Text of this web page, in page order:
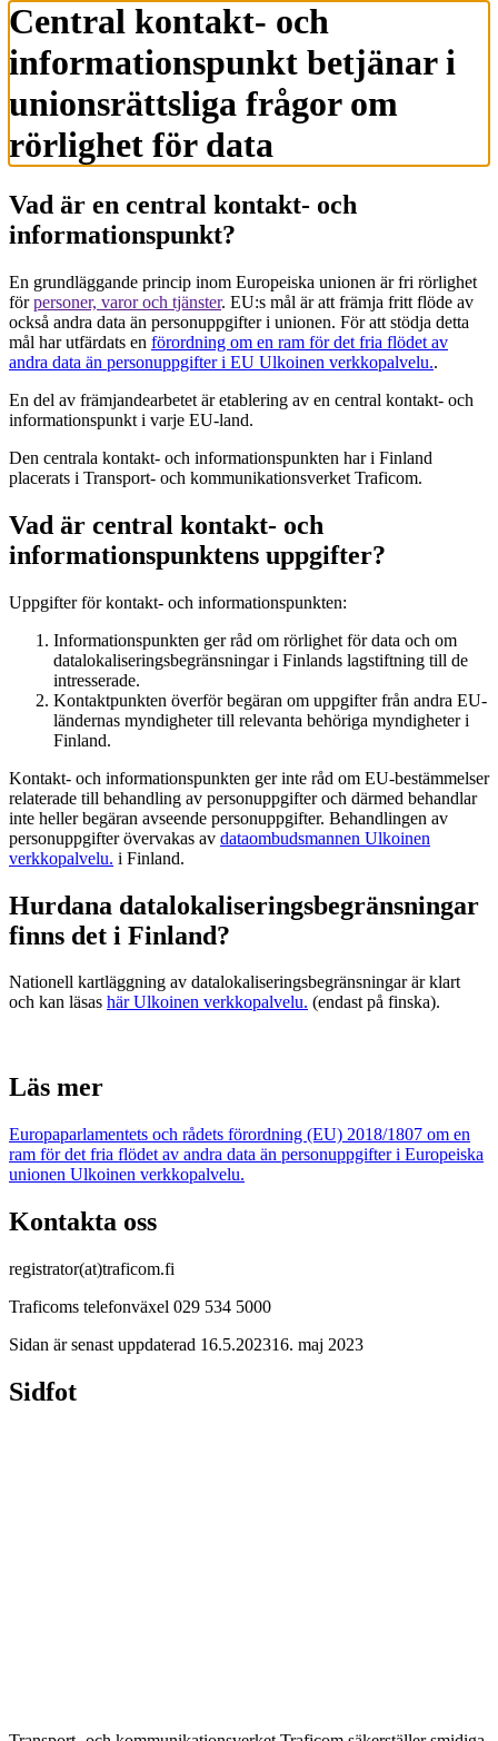
Central kontakt- och
informationspunkt betjänar i
unionsrättsliga frågor om
rörlighet för data
Vad är en central kontakt- och
informationspunkt?
En grundläggande princip inom Europeiska unionen är fri rörlighet
förpersoner, varor och tjänster. EU:s mål är att främja fritt flöde av
också andra data än personuppgifter i unionen. För att stödja detta
mål har utfärdats en förordning om en ram för det fria flödet av
andra data än personuppgifter i EU Ulkoinen verkkopalvelu..
En del av främjandearbetet är etablering av en central kontakt- och
informationspunkt i varje EU-land.
Den centrala kontakt- och informationspunkten har i Finland
placerats i Transport- och kommunikationsverket Traficom.
Vad är central kontakt- och
informationspunktens uppgifter?
Uppgifter för kontakt- och informationspunkten:
Informationspunkten ger råd om rörlighet för data och om
datalokaliseringsbegränsningar i Finlands lagstiftning till de
intresserade.
Kontaktpunkten överför begäran om uppgifter från andra EU-
ländernas myndigheter till relevanta behöriga myndigheter i
Finland.
Kontakt- och informationspunkten ger inte råd om EU-bestämmelser
relaterade till behandling av personuppgifter och därmed behandlar
inte heller begäran avseende personuppgifter. Behandlingen av
personuppgifter övervakas av dataombudsmannen Ulkoinen
verkkopalvelu. i Finland.
Hurdana datalokaliseringsbegränsningar
finns det i Finland?
Nationell kartläggning av datalokaliseringsbegränsningar är klart
och kan läsas här Ulkoinen verkkopalvelu. (endast på finska).
Läs mer
Europaparlamentets och rådets förordning (EU) 2018/1807 om en
ram för det fria flödet av andra data än personuppgifter i Europeiska
unionen Ulkoinen verkkopalvelu.
Kontakta oss
registrator(at)traficom.fi
Traficoms telefonväxel 029 534 5000
Sidan är senast uppdaterad 16.5.202316. maj 2023
Sidfot